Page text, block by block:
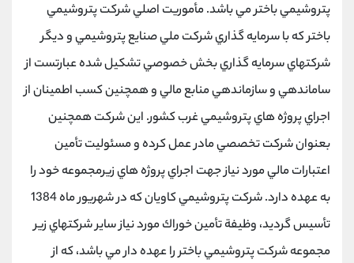
پتروشيمي باختر مي باشد. مأموريت اصلي شركت پتروشيمي
باختر كه با سرمايه گذاري شركت ملي صنايع پتروشيمي و ديگر
شركتهاي سرمايه گذاري بخش خصوصي تشكيل شده عبارتست از
ساماندهي و سازماندهي منابع مالي و همچنين كسب اطمينان از
اجراي پروژه هاي پتروشيمي غرب كشور. اين شركت همچنين
بعنوان شركت تخصصي مادر عمل كرده و مسئوليت تأمين
اعتبارات مالي مورد نياز جهت اجراي پروژه هاي زيرمجموعه خود را
به عهده دارد. شركت پتروشيمي كاويان كه در شهريور ماه 1384
تأسيس گرديد، وظيفة تأمين خوراك مورد نياز ساير شركتهاي زير
مجموعه شركت پتروشيمي باختر را عهده دار مي باشد، كه از